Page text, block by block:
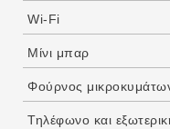
Wi-Fi
Μίνι μπαρ
Φούρνος
Τηλέφωνο και